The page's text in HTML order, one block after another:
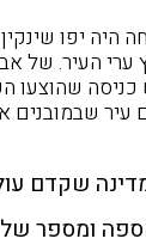
יפו
העיר. של
שהוצעו
עיר שבמובנים
שקדם
ומספר